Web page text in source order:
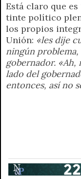
Está claro que
tinte político
los propios
Unión: «les dije
ningún
gobernador.
lado del
entonces, así no